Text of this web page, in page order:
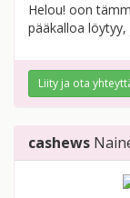
Helou! oon
pääkalloa
Liity ja ota
cashews